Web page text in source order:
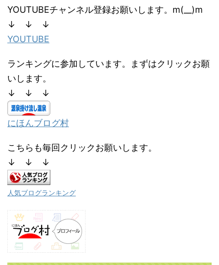
YOUTUBEチャンネル登録お願いします。m(__)m
↓ ↓ ↓
YOUTUBE
ランキングに参加しています。まずはクリックお願
いします。
↓ ↓ ↓
にほんブログ村
こちらも毎回クリックお願いします。
↓ ↓ ↓
人気ブログランキング